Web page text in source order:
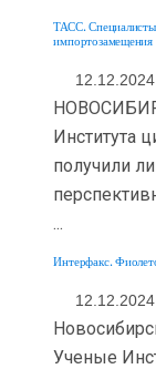
ТАСС. Специалисты
импортозамещения
12.12.2024
Института
получили
...
Интерфакс.
12.12.2024
Ученые